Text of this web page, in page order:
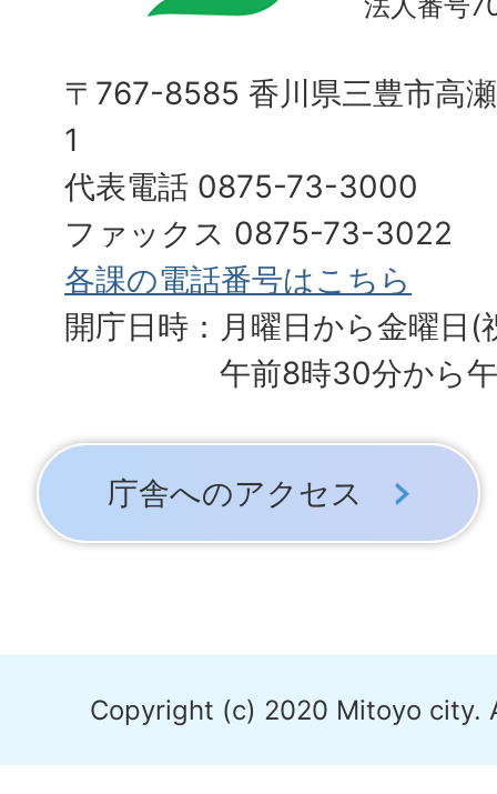
〒767-8585 香川県三豊市高
1
代表電話 0875-73-3000
ファックス 0875-73-3022
各課の電話番号はこちら
開庁日時：月曜日から金曜日(
午前8時30分から
庁舎へのアクセス
Copyright (c) 2020 Mitoyo city.